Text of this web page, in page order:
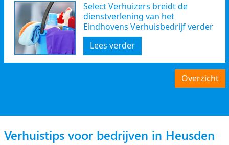
Select Verhuizers breidt de
dienstverlening van het
Eindhovens Verhuisbedrijf verder
uit
Lees verder
Overzicht
Verhuistips voor bedrijven in Heusden